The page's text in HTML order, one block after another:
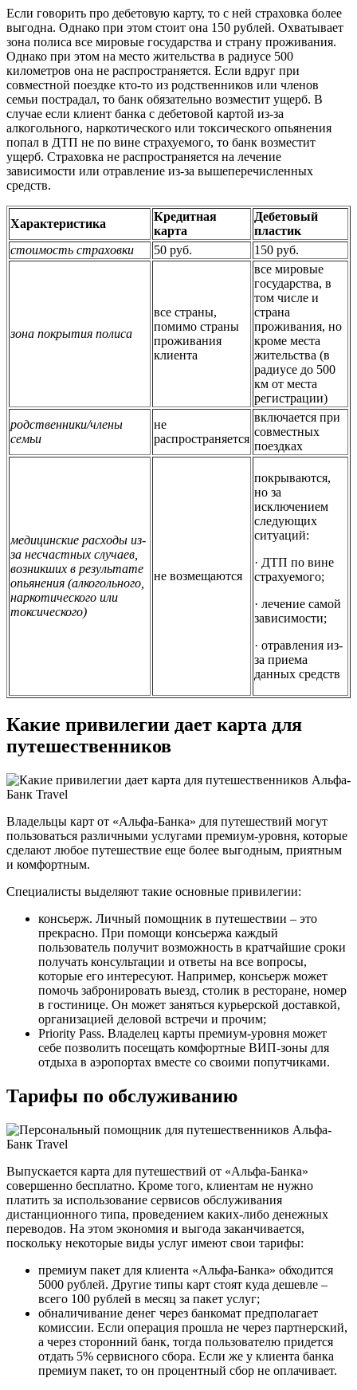
Если говорить про дебетовую карту, то с ней страховка более
выгодна. Однако при этом стоит она 150 рублей. Охватывает
зона полиса все мировые государства и страну проживания.
Однако при этом на место жительства в радиусе 500
километров она не распространяется. Если вдруг при
совместной поездке кто-то из родственников или членов
семьи пострадал, то банк обязательно возместит ущерб. В
случае если клиент банка с дебетовой картой из-за
алкогольного, наркотического или токсического опьянения
попал в ДТП не по вине страхуемого, то банк возместит
ущерб. Страховка не распространяется на лечение
зависимости или отравление из-за вышеперечисленных
средств.
Характеристика
Кредитная
карта
Дебетовый
пластик
стоимость страховки
50 руб. 150 руб.
зона покрытия полиса
все страны,
помимо страны
проживания
клиента
все мировые
государства, в
том числе и
страна
проживания, но
кроме места
жительства (в
радиусе до 500
км от места
регистрации)
родственники/члены
семьи
не
распространяется
включается при
совместных
поездках
медицинские расходы из-
за несчастных случаев,
возникших в результате
опьянения (алкогольного,
наркотического или
токсического)
не возмещаются
покрываются,
но за
исключением
следующих
ситуаций:
· ДТП по вине
страхуемого;
· лечение самой
зависимости;
· отравления из-
за приема
данных средств
Какие привилегии дает карта для
путешественников
Владельцы карт от «Альфа-Банка» для путешествий могут
пользоваться различными услугами премиум-уровня, которые
сделают любое путешествие еще более выгодным, приятным
и комфортным.
Специалисты выделяют такие основные привилегии:
консьерж. Личный помощник в путешествии – это
прекрасно. При помощи консьержа каждый
пользователь получит возможность в кратчайшие сроки
получать консультации и ответы на все вопросы,
которые его интересуют. Например, консьерж может
помочь забронировать выезд, столик в ресторане, номер
в гостинице. Он может заняться курьерской доставкой,
организацией деловой встречи и прочим;
Priority Pass. Владелец карты премиум-уровня может
себе позволить посещать комфортные ВИП-зоны для
отдыха в аэропортах вместе со своими попутчиками.
Тарифы по обслуживанию
Выпускается карта для путешествий от «Альфа-Банка»
совершенно бесплатно. Кроме того, клиентам не нужно
платить за использование сервисов обслуживания
дистанционного типа, проведением каких-либо денежных
переводов. На этом экономия и выгода заканчивается,
поскольку некоторые виды услуг имеют свои тарифы:
премиум пакет для клиента «Альфа-Банка» обходится
5000 рублей. Другие типы карт стоят куда дешевле –
всего 100 рублей в месяц за пакет услуг;
обналичивание денег через банкомат предполагает
комиссии. Если операция прошла не через партнерский,
а через сторонний банк, тогда пользователю придется
отдать 5% сервисного сбора. Если же у клиента банка
премиум пакет, то он процентный сбор не оплачивает.